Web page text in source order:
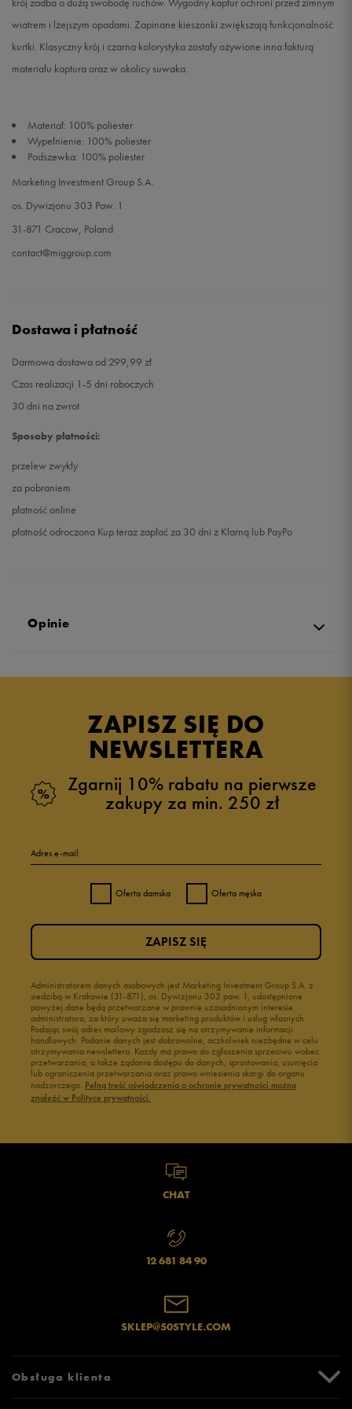
wiatrem i lżejszym opadami. Zapinane kieszonki zwiększają funkcjonalność
kurtki. Klasyczny krój i czarna kolorystyka zostały ożywione inna fakturą
materiału kaptura oraz w okolicy suwaka.
Materiał: 100% poliester
Wypełnienie: 100% poliester
Podszewka: 100% poliester
Marketing Investment Group S.A.
os. Dywizjonu 303 Paw. 1
31-871 Cracow, Poland
contact@miggroup.com
Dostawa i płatność
Darmowa dostawa od 299,99 zł
Czas realizacji 1-5 dni roboczych
30 dni na zwrot
Sposoby płatności:
przelew zwykły
za pobraniem
płatność online
płatność odroczona Kup teraz zapłać za 30 dni z Klarną lub PayPo
Opinie
ZAPISZ SIĘ DO
NEWSLETTERA
Zgarnij 10% rabatu na pierwsze
zakupy za min. 250 zł
Adres e-mail
Oferta damska Oferta męska
Administratorem danych osobowych jest Marketing Investment Group S.A. z
siedzibą w Krakowie (31-871), os. Dywizjonu 303 paw. 1, udostępnione
powyżej dane będą przetwarzane w prawnie uzasadnionym interesie
administratora, za który uważa się marketing produktów i usług własnych.
Podając swój adres mailowy zgadzasz się na otrzymywanie informacji
handlowych. Podanie danych jest dobrowolne, aczkolwiek niezbędne w celu
otrzymywania newslettera. Każdy ma prawo do zgłoszenia sprzeciwu wobec
przetwarzania, a także żądania dostępu do danych, sprostowania, usunięcia
lub ograniczenia przetwarzania oraz prawo wniesienia skargi do organu
nadzorczego. Pełną treść oświadczenia o ochronie prywatności można
znaleźć w Polityce prywatności.
ZAPISZ SIĘ
CHAT
12 681 84 90
SKLEP@50STYLE.COM
Obsługa klienta